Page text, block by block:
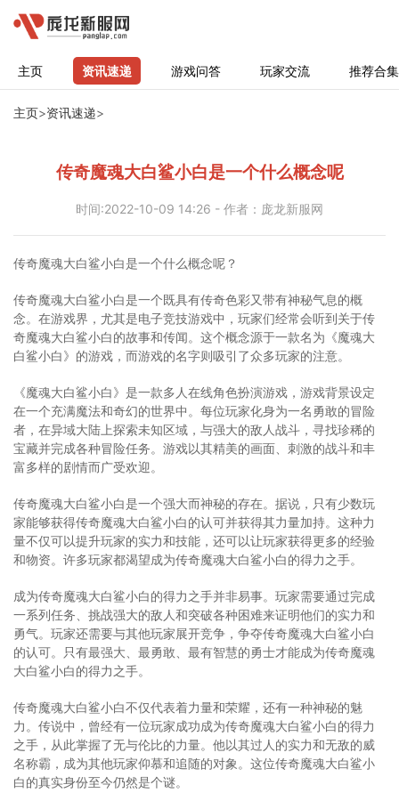
主页 资讯速递 游戏问答 玩家交流 推荐合集
主页>资讯速递>
传奇魔魂大白鲨小白是一个什么概念呢
时间:2022-10-09 14:26 - 作者：庞龙新服网
传奇魔魂大白鲨小白是一个什么概念呢？
传奇魔魂大白鲨小白是一个既具有传奇色彩又带有神秘气息的概
念。在游戏界，尤其是电子竞技游戏中，玩家们经常会听到关于传
奇魔魂大白鲨小白的故事和传闻。这个概念源于一款名为《魔魂大
白鲨小白》的游戏，而游戏的名字则吸引了众多玩家的注意。
《魔魂大白鲨小白》是一款多人在线角色扮演游戏，游戏背景设定
在一个充满魔法和奇幻的世界中。每位玩家化身为一名勇敢的冒险
者，在异域大陆上探索未知区域，与强大的敌人战斗，寻找珍稀的
宝藏并完成各种冒险任务。游戏以其精美的画面、刺激的战斗和丰
富多样的剧情而广受欢迎。
传奇魔魂大白鲨小白是一个强大而神秘的存在。据说，只有少数玩
家能够获得传奇魔魂大白鲨小白的认可并获得其力量加持。这种力
量不仅可以提升玩家的实力和技能，还可以让玩家获得更多的经验
和物资。许多玩家都渴望成为传奇魔魂大白鲨小白的得力之手。
成为传奇魔魂大白鲨小白的得力之手并非易事。玩家需要通过完成
一系列任务、挑战强大的敌人和突破各种困难来证明他们的实力和
勇气。玩家还需要与其他玩家展开竞争，争夺传奇魔魂大白鲨小白
的认可。只有最强大、最勇敢、最有智慧的勇士才能成为传奇魔魂
大白鲨小白的得力之手。
传奇魔魂大白鲨小白不仅代表着力量和荣耀，还有一种神秘的魅
力。传说中，曾经有一位玩家成功成为传奇魔魂大白鲨小白的得力
之手，从此掌握了无与伦比的力量。他以其过人的实力和无敌的威
名称霸，成为其他玩家仰慕和追随的对象。这位传奇魔魂大白鲨小
白的真实身份至今仍然是个谜。